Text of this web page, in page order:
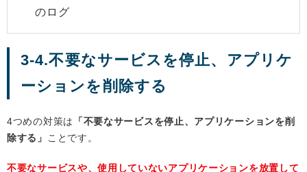
のログ
3-4.不要なサービスを停止、アプリケ
ーションを削除する
4つめの対策は
「不要なサービスを停止、アプリケーションを削
除する」
ことです。
不要なサービスや、使用していないアプリケーションを放置して